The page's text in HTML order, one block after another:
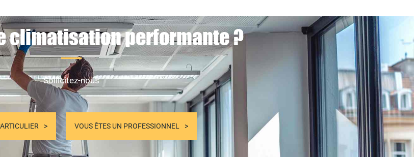
climatisation performante ?
Sollicitez-nous
VOUS ÊTES UN PROFESSIONNEL